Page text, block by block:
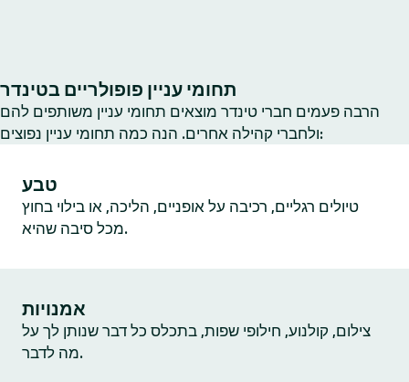
תחומי עניין פופולריים בטינדר
הרבה פעמים חברי טינדר מוצאים תחומי עניין משותפים להם
ולחברי קהילה אחרים. הנה כמה תחומי עניין נפוצים:
טבע
טיולים רגליים, רכיבה על אופניים, הליכה, או בילוי בחוץ
מכל סיבה שהיא.
אמנויות
צילום, קולנוע, חילופי שפות, בתכלס כל דבר שנותן לך על
מה לדבר.